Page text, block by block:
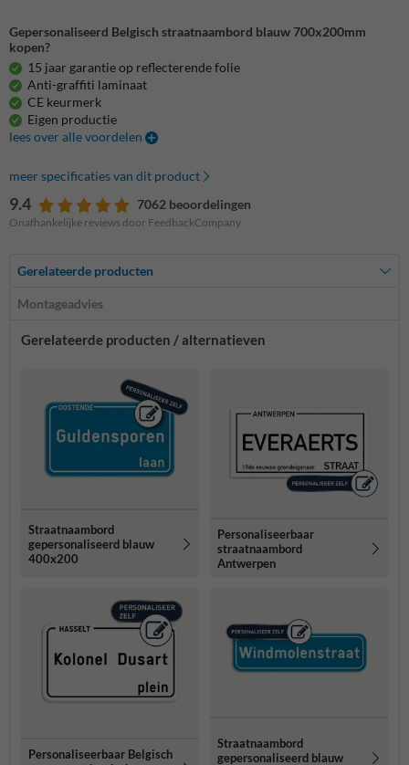
Gepersonaliseerd Belgisch straatnaambord blauw 700x200mm
kopen?
15 jaar garantie op reflecterende folie
Anti-graffiti laminaat
CE keurmerk
Eigen productie
lees over alle voordelen
meer specificaties van dit product
9.4 7062 beoordelingen
Onafhankelijke reviews door FeedbackCompany
Gerelateerde producten
Montageadvies
Gerelateerde producten / alternatieven
Straatnaambord
gepersonaliseerd blauw
400x200
Personaliseerbaar
straatnaambord
Antwerpen
Personaliseerbaar Belgisch
Straatnaambord
gepersonaliseerd blauw